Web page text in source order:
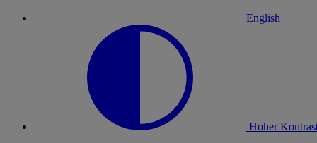
English
Hoher